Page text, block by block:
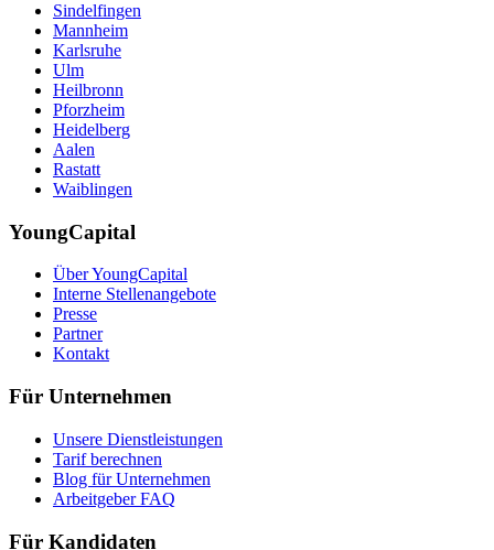
Sindelfingen
Mannheim
Karlsruhe
Ulm
Heilbronn
Pforzheim
Heidelberg
Aalen
Rastatt
Waiblingen
YoungCapital
Über YoungCapital
Interne Stellenangebote
Presse
Partner
Kontakt
Für Unternehmen
Unsere Dienstleistungen
Tarif berechnen
Blog für Unternehmen
Arbeitgeber FAQ
Für Kandidaten